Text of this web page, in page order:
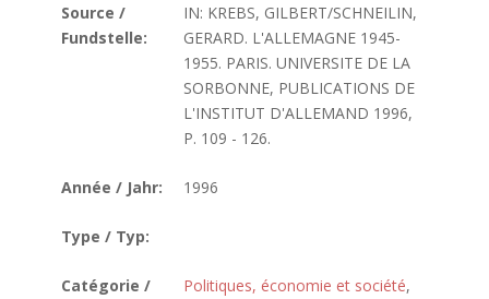
Source /
Fundstelle:
IN: KREBS, GILBERT/SCHNEILIN,
GERARD. L'ALLEMAGNE 1945-
1955. PARIS. UNIVERSITE DE LA
SORBONNE, PUBLICATIONS DE
L'INSTITUT D'ALLEMAND 1996,
P. 109 - 126.
Année / Jahr: 1996
Type / Typ:
Catégorie /
Politiques, économie et société,